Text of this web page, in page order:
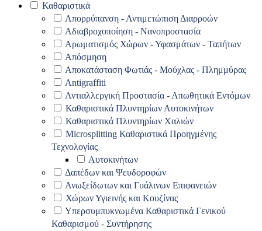
Καθαριστικά
Απορρύπανση - Αντιμετώπιση Διαρροών
Αδιαβροχοποίηση - Νανοπροστασία
Αρωματισμός Χώρων - Υφασμάτων - Ταπήτων
Απόσμηση
Αποκατάσταση Φωτιάς - Μούχλας - Πλημμύρας
Antigraffiti
Αντιαλλεργική Προστασία - Απωθητικά Εντόμων
Καθαριστικά Πλυντηρίων Αυτοκινήτων
Καθαριστικά Πλυντηρίων Χαλιών
Microsplitting Καθαριστικά Προηγμένης
Τεχνολογίας
Αυτοκινήτων
Δαπέδων και Ψευδοροφών
Ανωξείδωτων και Γυάλινων Επιφανειών
Χώρων Υγιεινής και Κουζίνας
Υπερσυμπυκνωμένα Καθαριστικά Γενικού
Καθαρισμού - Συντήρησης